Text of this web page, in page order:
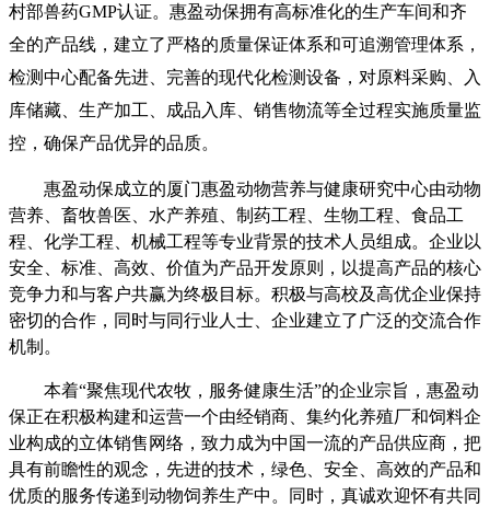
村部兽药GMP认证。 惠盈动保拥有高标准化的生产车间和齐
全的产品线，建立了严格的质量保证体系和可追溯管理体系，
检测中心配备先进、完善的现代化检测设备，对原料采购、入
库储藏、生产加工、成品入库、销售物流等全过程实施质量监
控，确保产品优异的品质。
惠盈动保成立的厦门惠盈动物营养与健康研究中心由动物
营养、畜牧兽医 、水产养殖 、制药工程、生物工程
食品工
程
化学工程、机械工程等专业背景的技术人员组成。 企业 以
安全、标准、高效
价值为产品开发原则，以提高产品的核心
竞争力和与客户共赢为终极目标。积极与高校及高优企业保持
密切的合作，同时与同行业人士、企业建立了广泛的交流合作
机制。
本着“聚焦现代农牧，服务健康生活”的企业宗旨，惠盈动
保正在积极构建和运营一个由经销商、集约化养殖厂和饲料企
业构成的立体销售网络 ，致力成为中国一流的产品供应商，把
具有前瞻性的观念，先进的技术，绿色、安全、高效的产品和
优质的服务传递到动物饲养生产中。同时，真诚欢迎怀有共同